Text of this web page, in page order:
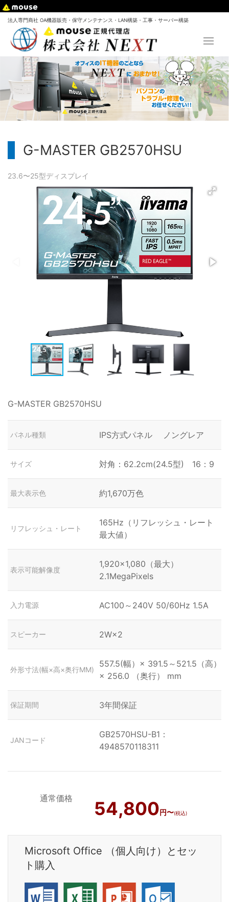
法人専門商社 OA機器販売・保守メンテナンス・LAN構築・工事・サーバー構築
G-MASTER GB2570HSU
23.6〜25型ディスプレイ
G-MASTER GB2570HSU
パネル種類 IPS方式パネル ノングレア
サイズ 対角：62.2cm(24.5型) 16：9
最大表示色 約1,670万色
リフレッシュ・レート
165Hz（リフレッシュ・レート
最大値）
表示可能解像度
1,920×1,080（最大）
2.1MegaPixels
入力電源 AC100～240V 50/60Hz 1.5A
スピーカー 2W×2
外形寸法(幅×高×奥行MM)
557.5(幅）× 391.5～521.5（高）
× 256.0 （奥行） mm
保証期間 3年間保証
JANコード
GB2570HSU-B1：
4948570118311
通常価格 54,800円〜(税込)
Microsoft Office （個人向け）とセッ
ト購入